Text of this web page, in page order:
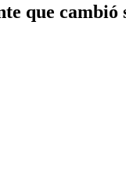
que cambió